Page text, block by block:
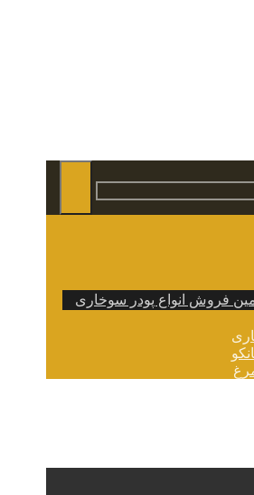
فروش انواع پودر سوخاری